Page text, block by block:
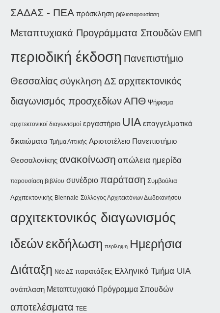
ΣΑΔΑΣ - ΠΕΑ πρόσκληση βιβλιοπαρουσίαση
Μεταπτυχιακά Προγράμματα Σπουδών ΕΜΠ
περιοδική έκδοση Πανεπιστήμιο
Θεσσαλίας σύγκληση ΔΣ αρχιτεκτονικός
διαγωνισμός προσχεδίωνΑΠΘ Ψήφισμα
αρχιτεκτονικοί διαγωνισμοί εργαστήριο UIA επαγγελματικά
δικαιώματα Τμήμα Αττικής Αριστοτέλειο Πανεπιστήμιο
Θεσσαλονίκης ανακοίνωση απώλεια ημερίδα
παρουσίαση βιβλίου συνέδριο παράταση Συμβούλια
Αρχιτεκτονικής Biennale Σύλλογος Αρχιτεκτόνων Δωδεκανήσου
αρχιτεκτονικός διαγωνισμός
ιδεών εκδήλωση περίληψη Ημερήσια
Διάταξη Νέο ΔΣ παρατάξεις Ελληνικό Τμήμα UIA
ανάπλαση Μεταπτυχιακό Πρόγραμμα Σπουδών
αποτελέσματα ΤΕΕ